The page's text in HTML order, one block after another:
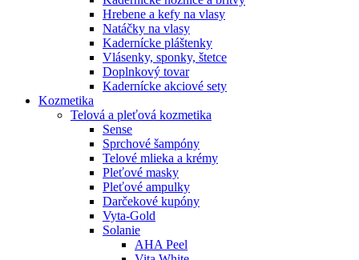
Hrebene a kefy na vlasy
Natáčky na vlasy
Kadernícke pláštenky
Vlásenky, sponky, štetce
Doplnkový tovar
Kadernícke akciové sety
Kozmetika
Telová a pleťová kozmetika
Sense
Sprchové šampóny
Telové mlieka a krémy
Pleťové masky
Pleťové ampulky
Darčekové kupóny
Vyta-Gold
Solanie
AHA Peel